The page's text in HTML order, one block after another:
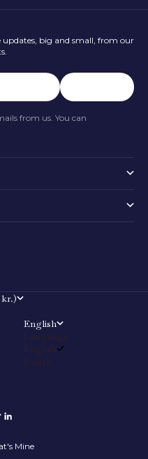
height?
updates, big and small, from our
from us. You can
English
Language
English
Dansk
Mine